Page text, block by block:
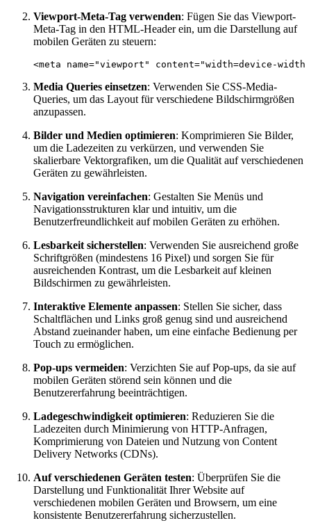
Viewport-Meta-Tag verwenden: Fügen Sie das Viewport-
Meta-Tag in den HTML-Header ein, um die Darstellung auf
mobilen Geräten zu steuern:
Media Queries einsetzen: Verwenden Sie CSS-Media-
Queries, um das Layout für verschiedene Bildschirmgrößen
anzupassen.
Bilder und Medien optimieren: Komprimieren Sie Bilder,
um die Ladezeiten zu verkürzen, und verwenden Sie
skalierbare Vektorgrafiken, um die Qualität auf verschiedenen
Geräten zu gewährleisten.
Navigation vereinfachen: Gestalten Sie Menüs und
Navigationsstrukturen klar und intuitiv, um die
Benutzerfreundlichkeit auf mobilen Geräten zu erhöhen.
Lesbarkeit sicherstellen: Verwenden Sie ausreichend große
Schriftgrößen (mindestens 16 Pixel) und sorgen Sie für
ausreichenden Kontrast, um die Lesbarkeit auf kleinen
Bildschirmen zu gewährleisten.
Interaktive Elemente anpassen: Stellen Sie sicher, dass
Schaltflächen und Links groß genug sind und ausreichend
Abstand zueinander haben, um eine einfache Bedienung per
Touch zu ermöglichen.
Pop-ups vermeiden: Verzichten Sie auf Pop-ups, da sie auf
mobilen Geräten störend sein können und die
Benutzererfahrung beeinträchtigen.
Ladegeschwindigkeit optimieren: Reduzieren Sie die
Ladezeiten durch Minimierung von HTTP-Anfragen,
Komprimierung von Dateien und Nutzung von Content
Delivery Networks (CDNs).
Auf verschiedenen Geräten testen: Überprüfen Sie die
Darstellung und Funktionalität Ihrer Website auf
verschiedenen mobilen Geräten und Browsern, um eine
konsistente Benutzererfahrung sicherzustellen.